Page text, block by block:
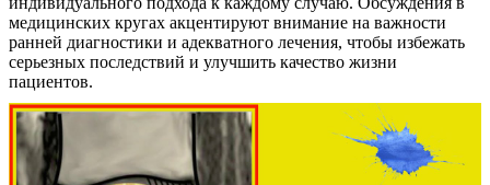
медицинских кругах акцентируют внимание на важности
ранней диагностики и адекватного лечения, чтобы избежать
серьезных последствий и улучшить качество жизни
пациентов.